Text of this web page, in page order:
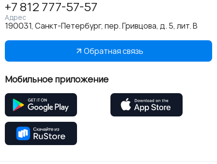
+7 812 777-57-57
Адрес
190031, Санкт-Петербург, пер. Гривцова, д. 5, лит. В
Обратная связь
Мобильное приложение